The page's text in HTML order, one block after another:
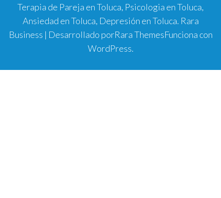
Terapia de Pareja en Toluca, Psicologia en Toluca,
Ansiedad en Toluca, Depresión en Toluca. Rara
Business | Desarrollado porRara ThemesFunciona con
WordPress.